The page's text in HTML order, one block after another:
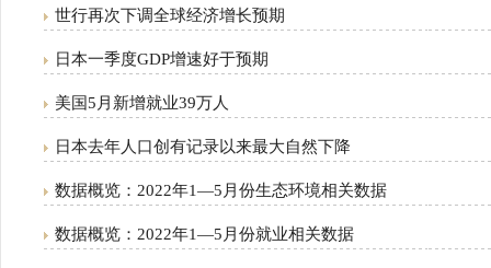
世行再次下调全球经济增长预期
日本一季度GDP增速好于预期
美国5月新增就业39万人
日本去年人口创有记录以来最大自然下降
数据概览：2022年1—5月份生态环境相关数据
数据概览：2022年1—5月份就业相关数据